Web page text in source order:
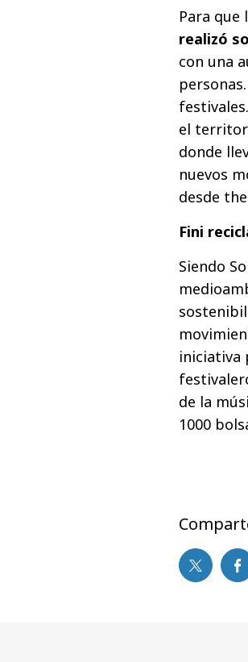
Para que
realizó
con una
el
donde
nuevos
desde
Fini
Siendo
iniciativa
de la
1000